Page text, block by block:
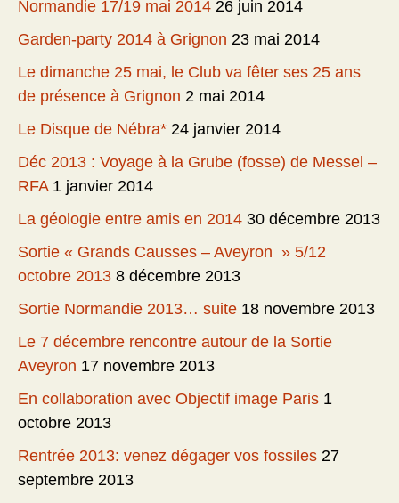
Normandie 17/19 mai 2014 26 juin 2014
Garden-party 2014 à Grignon 23 mai 2014
Le dimanche 25 mai, le Club va fêter ses 25 ans
de présence à Grignon 2 mai 2014
Le Disque de Nébra* 24 janvier 2014
Déc 2013 : Voyage à la Grube (fosse) de Messel –
RFA 1 janvier 2014
La géologie entre amis en 2014 30 décembre 2013
Sortie « Grands Causses – Aveyron » 5/12
octobre 2013 8 décembre 2013
Sortie Normandie 2013… suite 18 novembre 2013
Le 7 décembre rencontre autour de la Sortie
Aveyron 17 novembre 2013
En collaboration avec Objectif image Paris 1
octobre 2013
Rentrée 2013: venez dégager vos fossiles 27
septembre 2013